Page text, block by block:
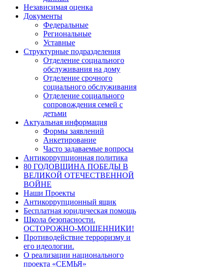
Независимая оценка
Документы
Федеральные
Региональные
Уставные
Структурные подразделения
Отделение социального
обслуживания на дому
Отделение срочного
социального обслуживания
Отделение социального
сопровождения семей с
детьми
Актуальная информация
Формы заявлений
Анкетирование
Часто задаваемые вопросы
Антикоррупционная политика
80 ГОДОВЩИНА ПОБЕДЫ В
ВЕЛИКОЙ ОТЕЧЕСТВЕННОЙ
ВОЙНЕ
Наши Проекты
Антикоррупционный ящик
Бесплатная юридическая помощь
Школа безопасности.
ОСТОРОЖНО-МОШЕННИКИ!
Противодействие терроризму и
его идеологии.
О реализации национального
проекта «СЕМЬЯ»